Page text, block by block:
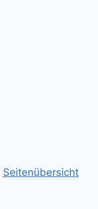
Seitenübersicht